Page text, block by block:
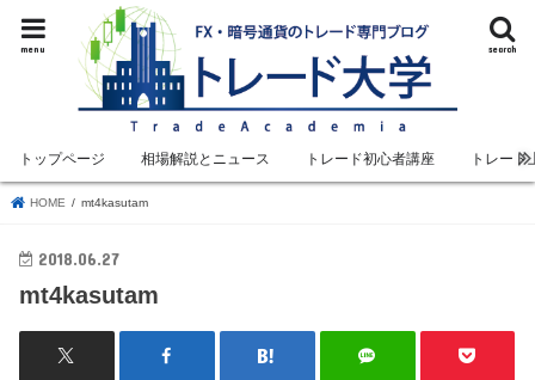
search
menu
トップページ 相場解説とニュース トレード初心者講座 トレード
HOME mt4kasutam
2018.06.27
mt4kasutam